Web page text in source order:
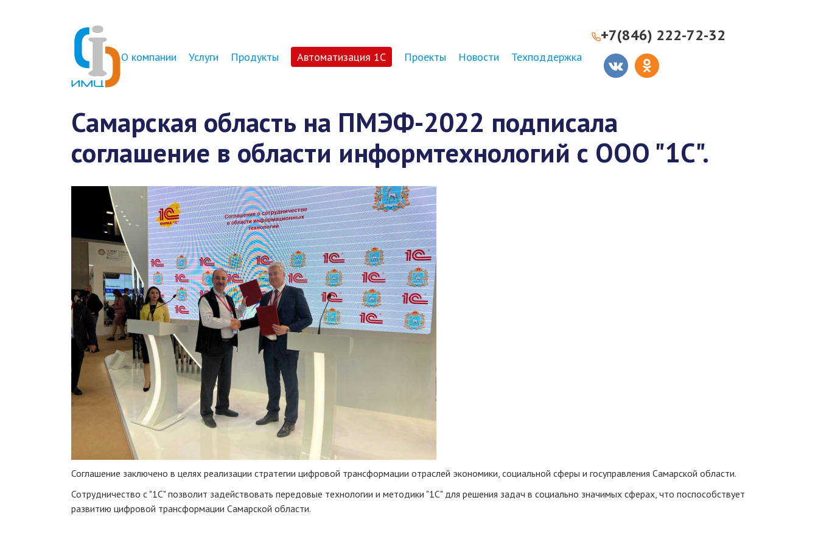
О компании Услуги Продукты Автоматизация 1С Проекты Новости Техподдержка
+7(846) 222-72-32
Самарская область на ПМЭФ-2022 подписала
соглашение в области информтехнологий с ООО "1С".
Соглашение заключено в целях реализации стратегии цифровой трансформации отраслей экономики, социальной сферы и госуправления Самарской области.
Сотрудничество с "1С" позволит задействовать передовые технологии и методики "1С" для решения задач в социально значимых сферах, что поспособствует
развитию цифровой трансформации Самарской области.